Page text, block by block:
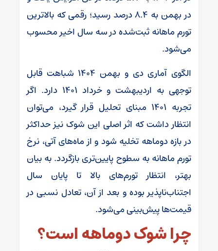
در بهمن به ۸.۴ درصد رسید؛ رقمی که بالاترین
تورم ماهانه ثبت‌شده در سه سال اخیر محسوب
می‌شود.
الگوی آماری دی و بهمن ۱۴۰۴ شباهت قابل
توجهی به اردیبهشت و خرداد ۱۴۰۱ دارد. اگر
تجربه ۱۴۰۱ مبنای تحلیل قرار گیرد، می‌توان
انتظار داشت که اثر اصلی این شوک نیز حداکثر
در بازه دوماهه تخلیه شود و از ماه‌های آتی، نرخ
تورم ماهانه به سطوح پایین‌تری بازگردد. به بیان
بهتر، انتظار تورم‌های بالا تا پایان سال
اجتناب‌ناپذیر بوده و بعد از آن، تعادل نسبی در
قیمت‌ها پیش‌بینی می‌شود.
چرا شوک دوماهه است؟